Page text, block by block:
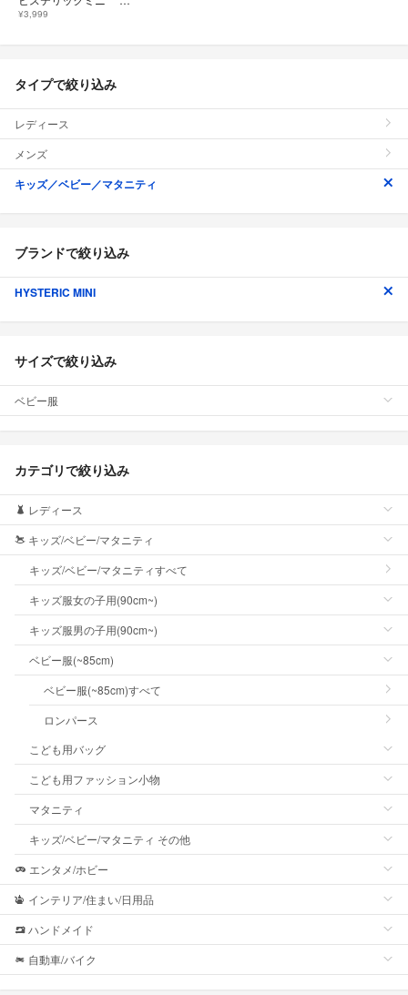
¥3,999
タイプで絞り込み
レディース
メンズ
キッズ／ベビー／マタニティ
ブランドで絞り込み
HYSTERIC MINI
サイズで絞り込み
ベビー服
カテゴリで絞り込み
レディース
キッズ/ベビー/マタニティ
キッズ/ベビー/マタニティすべて
キッズ服女の子用(90cm~)
キッズ服男の子用(90cm~)
ベビー服(~85cm)
ベビー服(~85cm)すべて
ロンパース
こども用バッグ
こども用ファッション小物
マタニティ
キッズ/ベビー/マタニティ その他
エンタメ/ホビー
インテリア/住まい/日用品
ハンドメイド
自動車/バイク